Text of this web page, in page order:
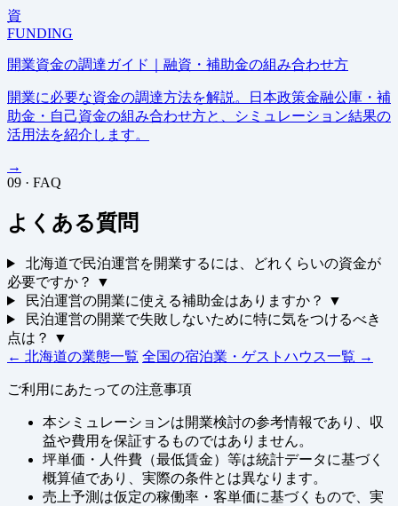
資
FUNDING
開業資金の調達ガイド｜融資・補助金の組み合わせ方
開業に必要な資金の調達方法を解説。日本政策金融公庫・補
助金・自己資金の組み合わせ方と、シミュレーション結果の
活用法を紹介します。
→
09 · FAQ
よくある質問
北海道で民泊運営を開業するには、どれくらいの資金が
必要ですか？
▼
民泊運営の開業に使える補助金はありますか？
▼
民泊運営の開業で失敗しないために特に気をつけるべき
点は？
▼
← 北海道の業態一覧 全国の宿泊業・ゲストハウス一覧 →
ご利用にあたっての注意事項
本シミュレーションは開業検討の参考情報であり、収
益や費用を保証するものではありません。
坪単価・人件費（最低賃金）等は統計データに基づく
概算値であり、実際の条件とは異なります。
売上予測は仮定の稼働率・客単価に基づくもので、実